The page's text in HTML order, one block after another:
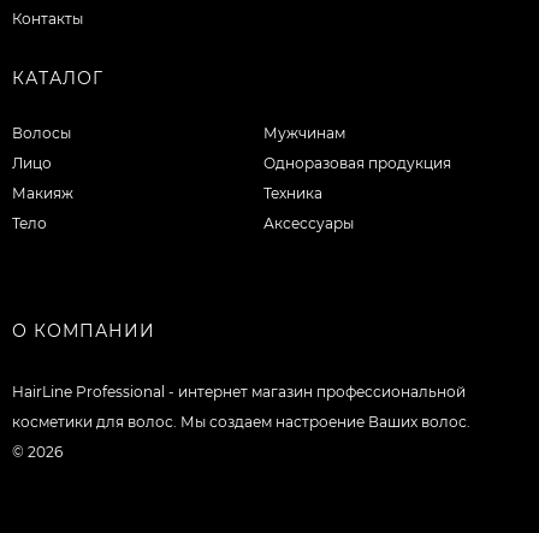
Контакты
КАТАЛОГ
Волосы
Лицо
Макияж
Тело
Мужчинам
Одноразовая продукция
Техника
Аксессуары
О КОМПАНИИ
HairLine Professional - интернет магазин профессиональной
косметики для волос. Мы создаем настроение Ваших волос.
© 2026